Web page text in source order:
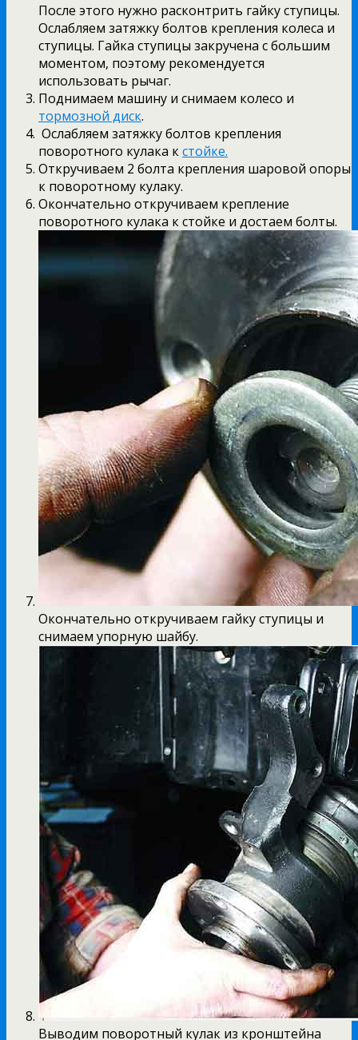
После этого нужно расконтрить гайку ступицы.
Ослабляем затяжку болтов крепления колеса и
ступицы. Гайка ступицы закручена с большим
моментом, поэтому рекомендуется
использовать рычаг.
Поднимаем машину и снимаем колесо и
тормозной диск.
Ослабляем затяжку болтов крепления
поворотного кулака кстойке.
Откручиваем 2 болта крепления шаровой опоры
к поворотному кулаку.
Окончательно откручиваем крепление
поворотного кулака к стойке и достаем болты.
Окончательно откручиваем гайку ступицы и
снимаем упорную шайбу.
Выводим поворотный кулак из кронштейна